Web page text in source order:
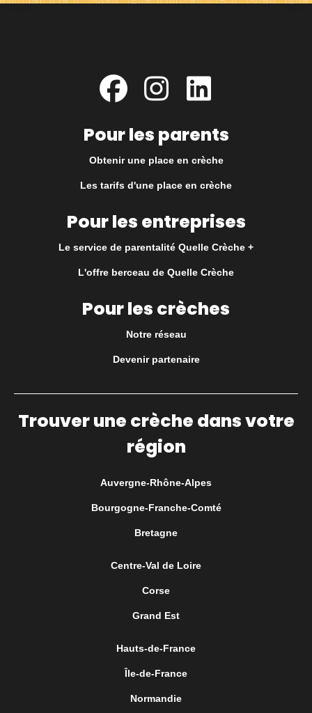
Pour les parents
Obtenir une place en crèche
Les tarifs d'une place en crèche
Pour les entreprises
Le service de parentalité Quelle Crèche +
L'offre berceau de Quelle Crèche
Pour les crèches
Notre réseau
Devenir partenaire
Trouver une crèche dans votre
région
Auvergne-Rhône-Alpes
Bourgogne-Franche-Comté
Bretagne
Centre-Val de Loire
Corse
Grand Est
Hauts-de-France
Île-de-France
Normandie